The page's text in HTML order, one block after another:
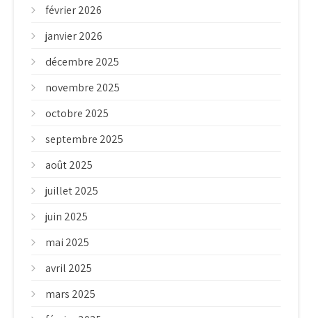
février 2026
janvier 2026
décembre 2025
novembre 2025
octobre 2025
septembre 2025
août 2025
juillet 2025
juin 2025
mai 2025
avril 2025
mars 2025